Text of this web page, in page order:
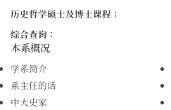
历史哲学硕士及博士课程：
综合查询：
本系概况
学系简介
系主任的话
中大史家